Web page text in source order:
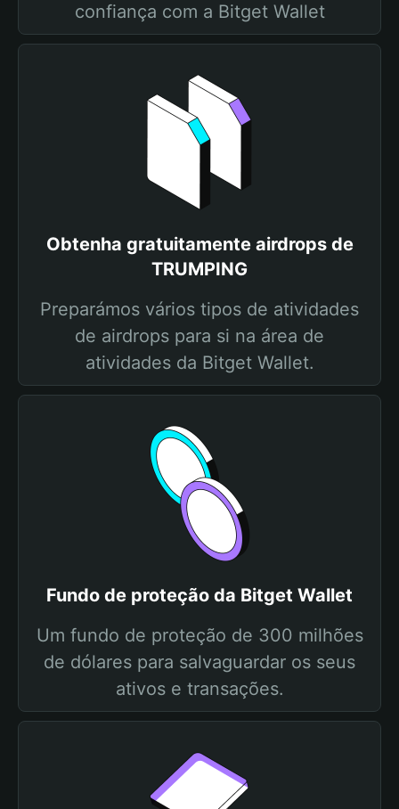
confiança com a Bitget Wallet
Obtenha gratuitamente airdrops de
TRUMPING
Preparámos vários tipos de atividades
de airdrops para si na área de
atividades da Bitget Wallet.
Fundo de proteção da Bitget Wallet
Um fundo de proteção de 300 milhões
de dólares para salvaguardar os seus
ativos e transações.